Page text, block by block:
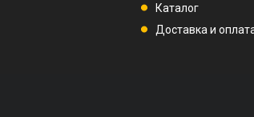
Каталог
Доставка и